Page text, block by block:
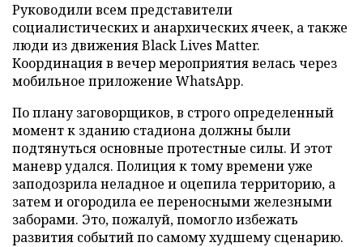
Руководили всем представители
социалистических и анархических ячеек, а также
люди из движения Black Lives Matter.
Координация в вечер мероприятия велась через
мобильное приложение WhatsApp.
По плану заговорщиков, в строго определенный
момент к зданию стадиона должны были
подтянуться основные протестные силы. И этот
маневр удался. Полиция к тому времени уже
заподозрила неладное и оцепила территорию, а
затем и огородила ее переносными железными
заборами. Это, пожалуй, помогло избежать
развития событий по самому худшему сценарию.